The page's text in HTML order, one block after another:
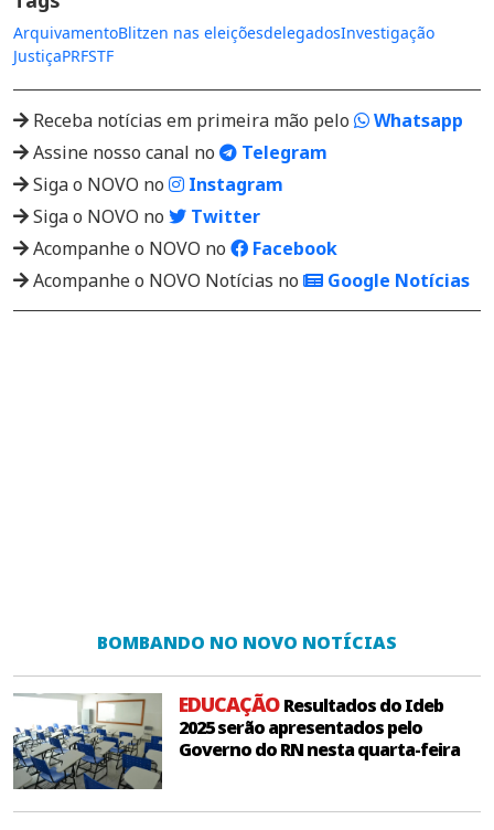
ArquivamentoBlitzen nas eleiçõesdelegadosInvestigação
JustiçaPRFSTF
Receba notícias em primeira mão pelo
Whatsapp
Assine nosso canal no
Telegram
Siga o NOVO no
Instagram
Siga o NOVO no
Twitter
Acompanhe o NOVO no
Facebook
Acompanhe o NOVO Notícias no
Google Notícias
BOMBANDO NO NOVO NOTÍCIAS
EDUCAÇÃOResultados do Ideb
2025 serão apresentados pelo
Governo do RN nesta quarta-feira